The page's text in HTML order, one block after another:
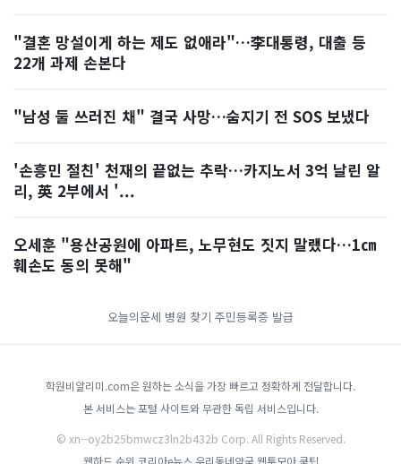
"결혼 망설이게 하는 제도 없애라"…李대통령, 대출 등
22개 과제 손본다
"남성 둘 쓰러진 채" 결국 사망…숨지기 전 SOS 보냈다
'손흥민 절친' 천재의 끝없는 추락…카지노서 3억 날린 알
리, 英 2부에서 '...
오세훈 "용산공원에 아파트, 노무현도 짓지 말랬다…1㎝
훼손도 동의 못해"
오늘의운세 병원 찾기 주민등록증 발급
학원비알리미.com은 원하는 소식을 가장 빠르고 정확하게 전달합니다.
본 서비스는 포털 사이트와 무관한 독립 서비스입니다.
© xn--oy2b25bmwcz3ln2b432b Corp. All Rights Reserved.
웹하드 순위 코리아e뉴스 우리동네약국 웹툰모아 쿡팁